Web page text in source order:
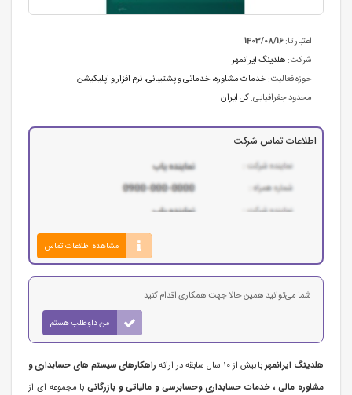
اعتبار تا:1403/08/16
شرکت: هلدینگ ایرانمهر
حوزه فعالیت:خدمات مشاوره،خدماتی و پشتیبانی،نرم افزار و اپلیکیشن
محدود جغرافیایی:کل ایران
اطلاعات تماس شرکت
مشاهده اطلاعات تماس
شما می‌توانید همین حالا جهت همکاری اقدام کنید.
من داوطلب هستم
هلدینگ ایرانمهربا بیش از 10 سال سابقه در ارائه
راهکارهای سیستم های حسابداری و
مشاوره مالی ، خدمات حسابداری وحسابرسی و مالیاتی و بازرگانیبا مجموعه ای از